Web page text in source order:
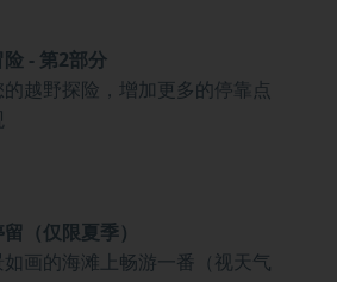
- 第2部分
越野探险，增加更多的停靠点
（仅限夏季）
如画的海滩上畅游一番（视天气